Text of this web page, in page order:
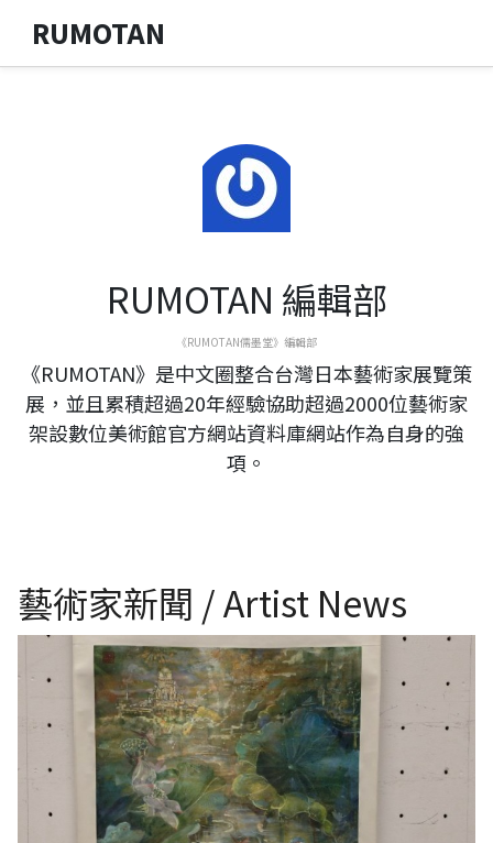
RUMOTAN
RUMOTAN 編輯部
《RUMOTAN儒墨堂》編輯部
《RUMOTAN》是中文圈整合台灣日本藝術家展覽策
展，並且累積超過20年經驗協助超過2000位藝術家
架設數位美術館官方網站資料庫網站作為自身的強
項。
藝術家新聞 / Artist News